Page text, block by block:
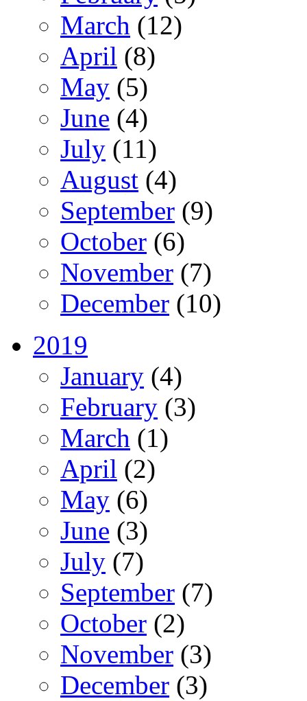
March (12)
April (8)
May (5)
June (4)
July (11)
August (4)
September (9)
October (6)
November (7)
December (10)
2019
January (4)
February (3)
March (1)
April (2)
May (6)
June (3)
July (7)
September (7)
October (2)
November (3)
December (3)